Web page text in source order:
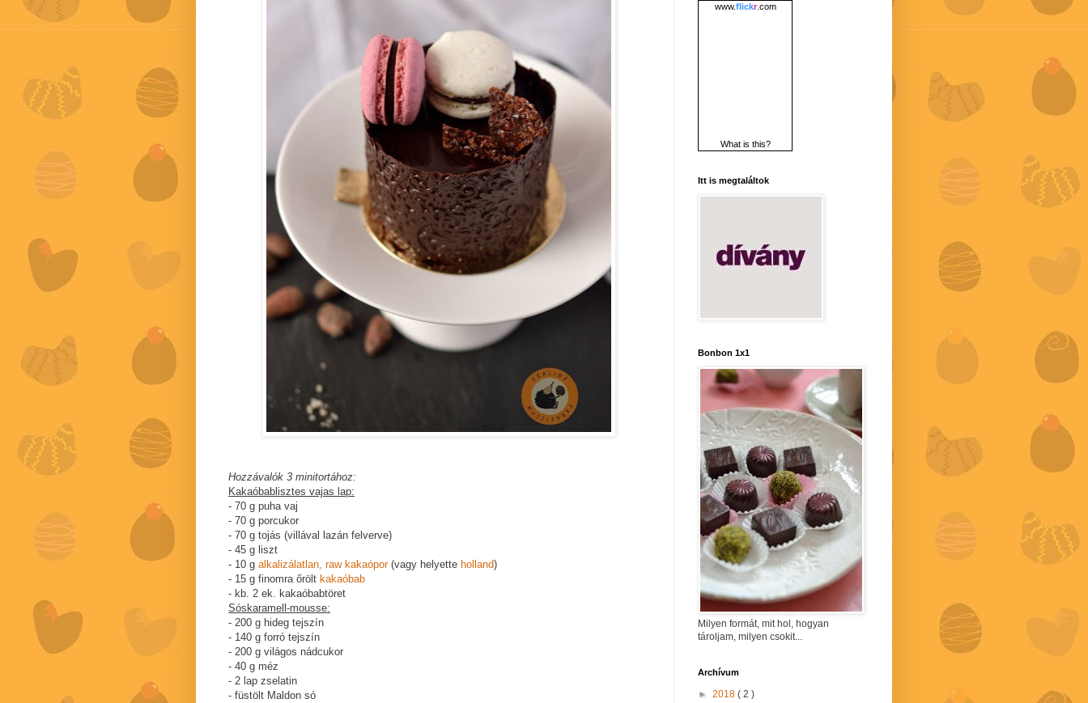
Hozzávalók 3 minitortához:
Kakaóbablisztes vajas lap:
- 70 g puha vaj
- 70 g porcukor
- 70 g tojás (villával lazán felverve)
- 45 g liszt
- 10 g alkalizálatlan, raw kakaópor(vagy helyette holland)
- 15 g finomra őrölt kakaóbab
- kb. 2 ek. kakaóbabtöret
Sóskaramell-mousse:
- 200 g hideg tejszín
- 140 g forró tejszín
- 200 g világos nádcukor
- 40 g méz
- 2 lap zselatin
- füstölt Maldon só
www.flickr.com
What is this?
Itt is megtaláltok
Bonbon 1x1
Milyen formát, mit hol, hogyan
tároljam, milyen csokit...
Archívum
► 2018 ( 2 )